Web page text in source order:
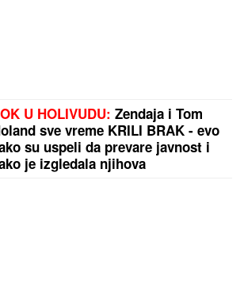
U HOLIVUDU: Zendaja i Tom
sve vreme KRILI BRAK - evo
su uspeli da prevare javnost i
je izgledala njihova